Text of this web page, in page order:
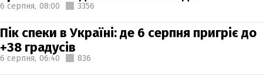
6 серпня, 08:00 3356
Пік спеки в Україні: де 6 серпня пригріє до
+38 градусів
6 серпня, 06:40 836